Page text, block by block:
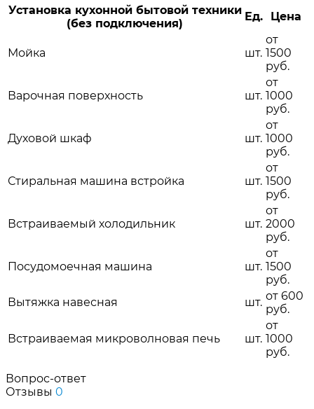
Установка кухонной бытовой техники
(без подключения)
Ед. Цена
Мойка шт.
от
1500
руб.
Варочная поверхность шт.
от
1000
руб.
Духовой шкаф шт.
от
1000
руб.
Стиральная машина встройка шт.
от
1500
руб.
Встраиваемый холодильник шт.
от
2000
руб.
Посудомоечная машина шт.
от
1500
руб.
Вытяжка навесная
шт. от 600
руб.
Встраиваемая микроволновая печь шт.
от
1000
руб.
Вопрос-ответ
Отзывы 0